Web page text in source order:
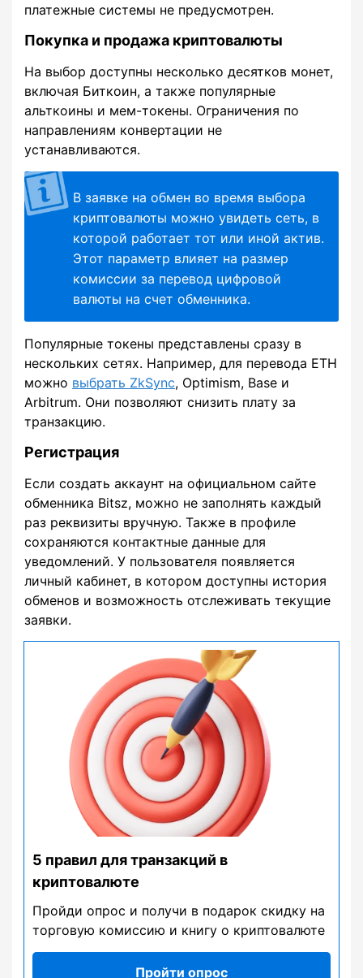
платежные системы не предусмотрен.
Покупка и продажа криптовалюты
На выбор доступны несколько десятков монет,
включая Биткоин, а также популярные
альткоины и мем-токены. Ограничения по
направлениям конвертации не
устанавливаются.
В заявке на обмен во время выбора
криптовалюты можно увидеть сеть, в
которой работает тот или иной актив.
Этот параметр влияет на размер
комиссии за перевод цифровой
валюты на счет обменника.
Популярные токены представлены сразу в
нескольких сетях. Например, для перевода ETH
можно выбрать ZkSync, Optimism, Base и
Arbitrum. Они позволяют снизить плату за
транзакцию.
Регистрация
Если создать аккаунт на официальном сайте
обменника Bitsz, можно не заполнять каждый
раз реквизиты вручную. Также в профиле
сохраняются контактные данные для
уведомлений. У пользователя появляется
личный кабинет, в котором доступны история
обменов и возможность отслеживать текущие
заявки.
5 правил для транзакций в
криптовалюте
Пройди опрос и получи в подарок скидку на
торговую комиссию и книгу о криптовалюте
Пройти опрос